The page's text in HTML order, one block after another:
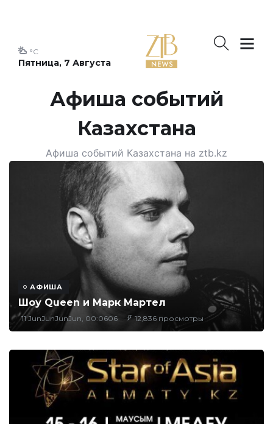
Пятница, 7 Августа
°C
Афиша событий
Казахстана
Афиша событий Казахстана на ztb.kz
АФИША
Шоу Queen и Марк Мартел
11 JunJunJunJun, 00:0606 12,836 просмотры